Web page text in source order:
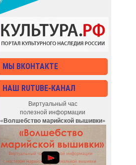
МЫ ВКОНТАКТЕ
НАШ RUTUBE-КАНАЛ
Виртуальный час
полезной информации
«Волшебство марийской вышивки»